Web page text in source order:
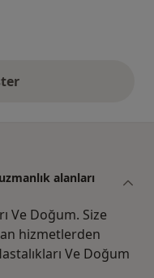
görüşler
alanları
Ve Doğum. Size
hizmetlerden
Ve Doğum